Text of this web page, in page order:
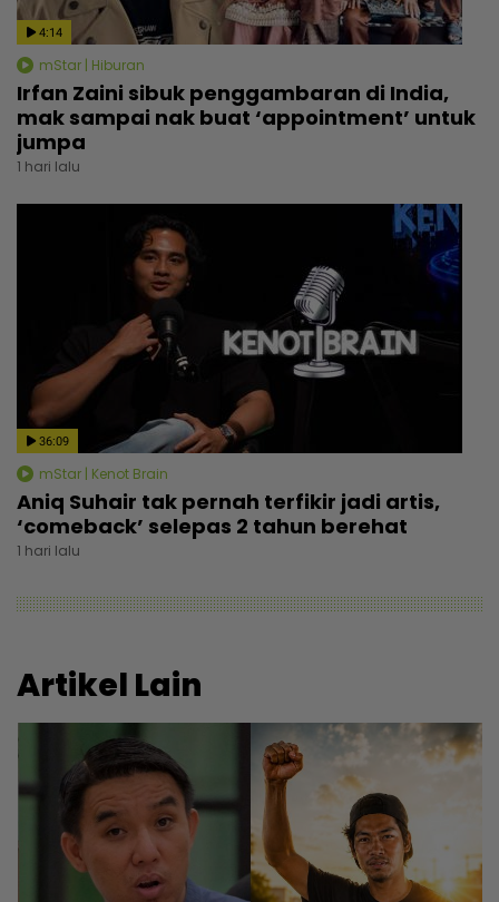
4:14
mStar | Hiburan
Irfan Zaini sibuk penggambaran di India,
mak sampai nak buat ‘appointment’ untuk
jumpa
1 hari lalu
36:09
mStar | Kenot Brain
Aniq Suhair tak pernah terfikir jadi artis,
‘comeback’ selepas 2 tahun berehat
1 hari lalu
Artikel Lain